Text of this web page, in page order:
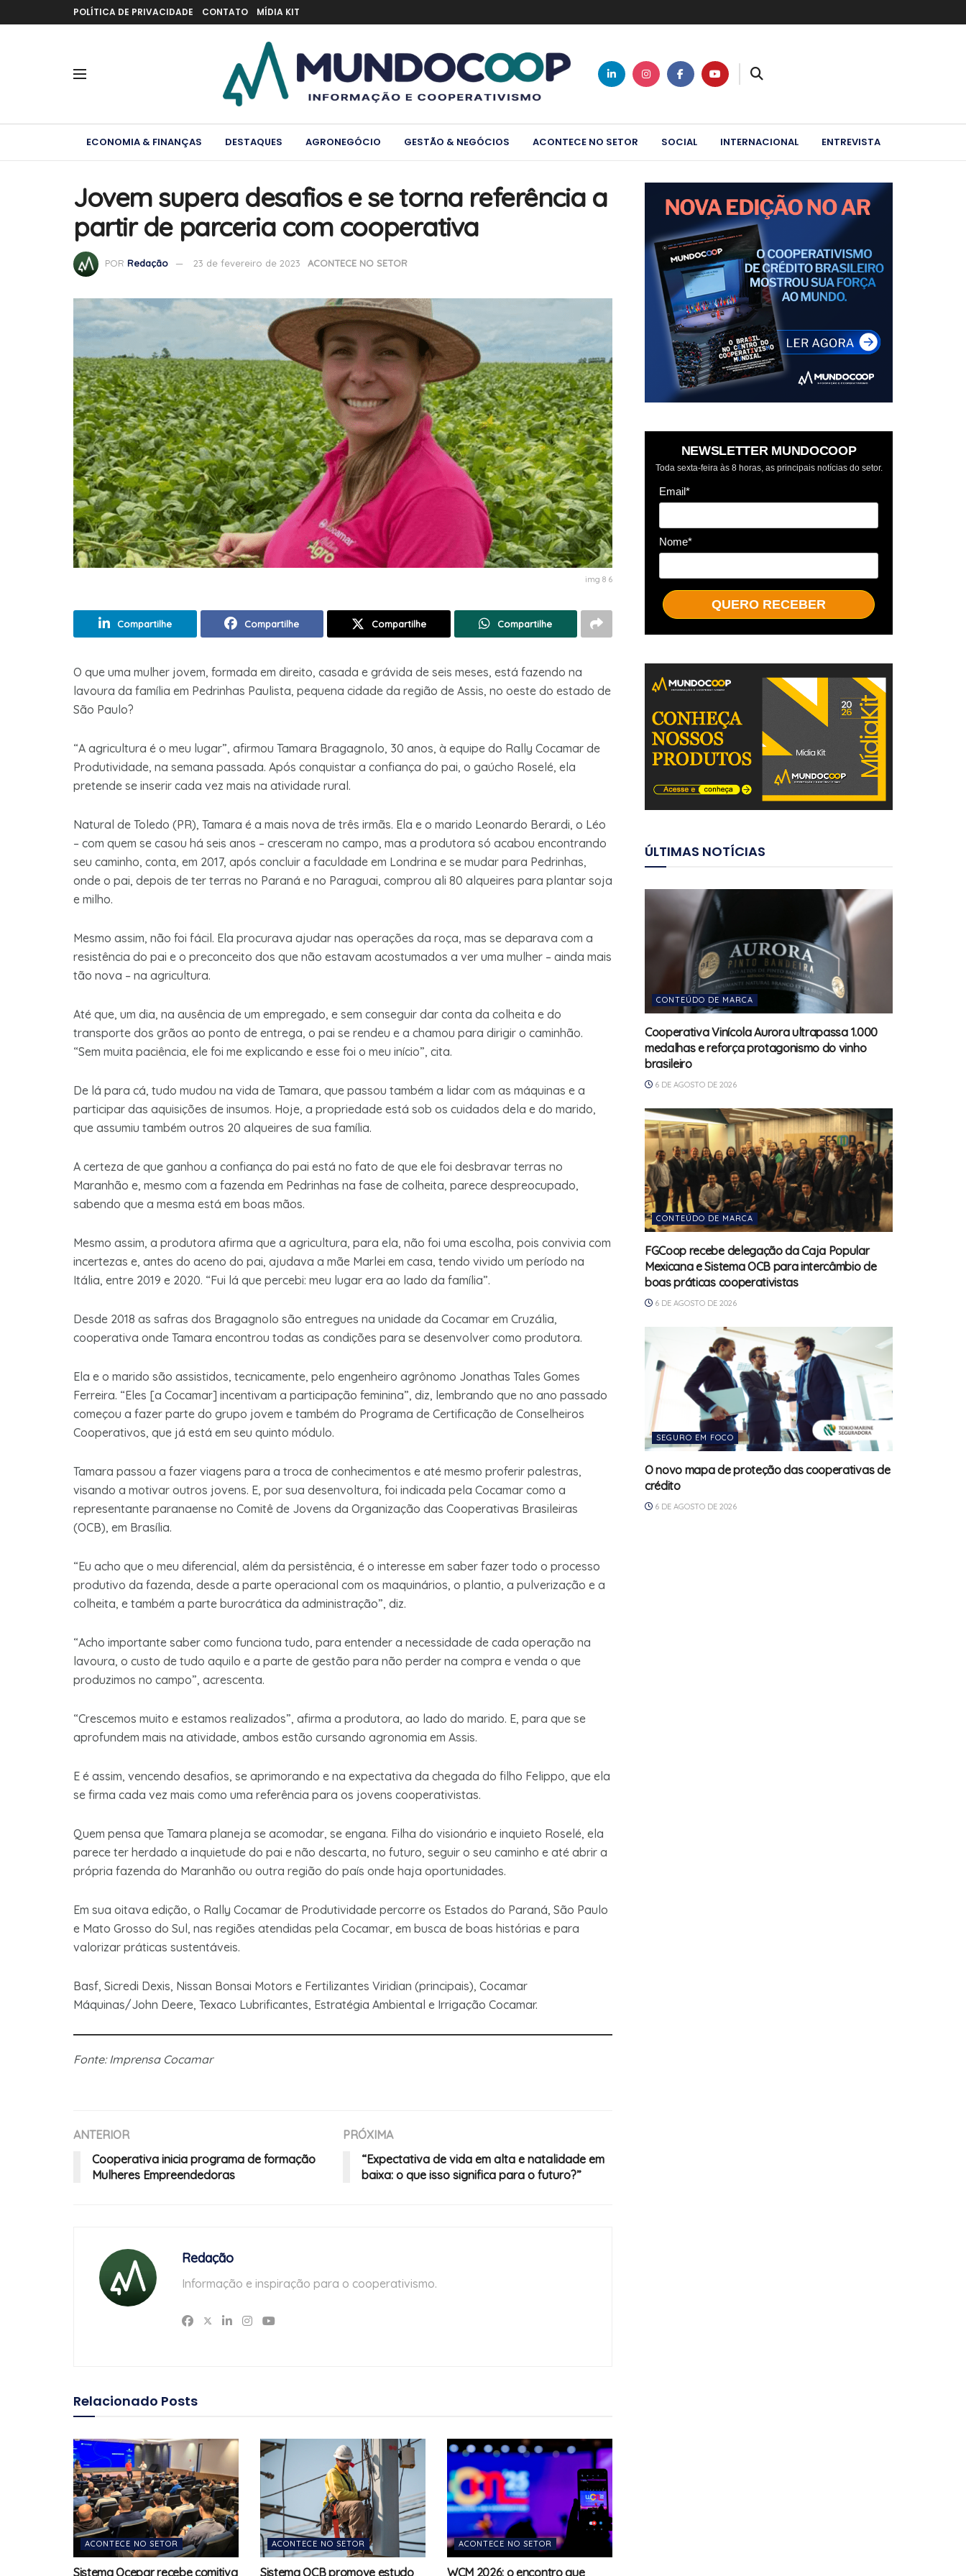
POLÍTICA DE PRIVACIDADE CONTATO MÍDIA KIT
ECONOMIA & FINANÇAS DESTAQUES AGRONEGÓCIO GESTÃO & NEGÓCIOS ACONTECE NO SETOR SOCIAL INTERNACIONAL ENTREVISTA
Jovem supera desafios e se torna referência a
partir de parceria com cooperativa
POR Redação 23 de fevereiro de 2023 ACONTECE NO SETOR
img 8 6
Compartilhe Compartilhe Compartilhe Compartilhe
O que uma mulher jovem, formada em direito, casada e grávida de seis meses, está fazendo na
lavoura da família em Pedrinhas Paulista, pequena cidade da região de Assis, no oeste do estado de
São Paulo?
“A agricultura é o meu lugar”, afirmou Tamara Bragagnolo, 30 anos, à equipe do Rally Cocamar de
Produtividade, na semana passada. Após conquistar a confiança do pai, o gaúcho Roselé, ela
pretende se inserir cada vez mais na atividade rural.
Natural de Toledo (PR), Tamara é a mais nova de três irmãs. Ela e o marido Leonardo Berardi, o Léo
– com quem se casou há seis anos – cresceram no campo, mas a produtora só acabou encontrando
seu caminho, conta, em 2017, após concluir a faculdade em Londrina e se mudar para Pedrinhas,
onde o pai, depois de ter terras no Paraná e no Paraguai, comprou ali 80 alqueires para plantar soja
e milho.
Mesmo assim, não foi fácil. Ela procurava ajudar nas operações da roça, mas se deparava com a
resistência do pai e o preconceito dos que não estavam acostumados a ver uma mulher – ainda mais
tão nova – na agricultura.
Até que, um dia, na ausência de um empregado, e sem conseguir dar conta da colheita e do
transporte dos grãos ao ponto de entrega, o pai se rendeu e a chamou para dirigir o caminhão.
“Sem muita paciência, ele foi me explicando e esse foi o meu início”, cita.
De lá para cá, tudo mudou na vida de Tamara, que passou também a lidar com as máquinas e a
participar das aquisições de insumos. Hoje, a propriedade está sob os cuidados dela e do marido,
que assumiu também outros 20 alqueires de sua família.
A certeza de que ganhou a confiança do pai está no fato de que ele foi desbravar terras no
Maranhão e, mesmo com a fazenda em Pedrinhas na fase de colheita, parece despreocupado,
sabendo que a mesma está em boas mãos.
Mesmo assim, a produtora afirma que a agricultura, para ela, não foi uma escolha, pois convivia com
incertezas e, antes do aceno do pai, ajudava a mãe Marlei em casa, tendo vivido um período na
Itália, entre 2019 e 2020. “Fui lá que percebi: meu lugar era ao lado da família”.
Desde 2018 as safras dos Bragagnolo são entregues na unidade da Cocamar em Cruzália,
cooperativa onde Tamara encontrou todas as condições para se desenvolver como produtora.
Ela e o marido são assistidos, tecnicamente, pelo engenheiro agrônomo Jonathas Tales Gomes
Ferreira. “Eles [a Cocamar] incentivam a participação feminina”, diz, lembrando que no ano passado
começou a fazer parte do grupo jovem e também do Programa de Certificação de Conselheiros
Cooperativos, que já está em seu quinto módulo.
Tamara passou a fazer viagens para a troca de conhecimentos e até mesmo proferir palestras,
visando a motivar outros jovens. E, por sua desenvoltura, foi indicada pela Cocamar como a
representante paranaense no Comitê de Jovens da Organização das Cooperativas Brasileiras
(OCB), em Brasília.
“Eu acho que o meu diferencial, além da persistência, é o interesse em saber fazer todo o processo
produtivo da fazenda, desde a parte operacional com os maquinários, o plantio, a pulverização e a
colheita, e também a parte burocrática da administração”, diz.
“Acho importante saber como funciona tudo, para entender a necessidade de cada operação na
lavoura, o custo de tudo aquilo e a parte de gestão para não perder na compra e venda o que
produzimos no campo”, acrescenta.
“Crescemos muito e estamos realizados”, afirma a produtora, ao lado do marido. E, para que se
aprofundem mais na atividade, ambos estão cursando agronomia em Assis.
E é assim, vencendo desafios, se aprimorando e na expectativa da chegada do filho Felippo, que ela
se firma cada vez mais como uma referência para os jovens cooperativistas.
Quem pensa que Tamara planeja se acomodar, se engana. Filha do visionário e inquieto Roselé, ela
parece ter herdado a inquietude do pai e não descarta, no futuro, seguir o seu caminho e até abrir a
própria fazenda do Maranhão ou outra região do país onde haja oportunidades.
Em sua oitava edição, o Rally Cocamar de Produtividade percorre os Estados do Paraná, São Paulo
e Mato Grosso do Sul, nas regiões atendidas pela Cocamar, em busca de boas histórias e para
valorizar práticas sustentáveis.
Basf, Sicredi Dexis, Nissan Bonsai Motors e Fertilizantes Viridian (principais), Cocamar
Máquinas/John Deere, Texaco Lubrificantes, Estratégia Ambiental e Irrigação Cocamar.
Fonte: Imprensa Cocamar
ANTERIOR
Cooperativa inicia programa de formação
Mulheres Empreendedoras
PRÓXIMA
“Expectativa de vida em alta e natalidade em
baixa: o que isso significa para o futuro?”
Redação
Informação e inspiração para o cooperativismo.
Relacionado Posts
ACONTECE NO SETOR
Sistema Ocepar recebe comitiva
ACONTECE NO SETOR
Sistema OCB promove estudo
ACONTECE NO SETOR
WCM 2026: o encontro que
NEWSLETTER MUNDOCOOP
Toda sexta-feira às 8 horas, as principais notícias do setor.
Email*
Nome*
QUERO RECEBER
ÚLTIMAS NOTÍCIAS
CONTEÚDO DE MARCA
Cooperativa Vinícola Aurora ultrapassa 1.000
medalhas e reforça protagonismo do vinho
brasileiro
6 DE AGOSTO DE 2026
CONTEÚDO DE MARCA
FGCoop recebe delegação da Caja Popular
Mexicana e Sistema OCB para intercâmbio de
boas práticas cooperativistas
6 DE AGOSTO DE 2026
SEGURO EM FOCO
O novo mapa de proteção das cooperativas de
crédito
6 DE AGOSTO DE 2026